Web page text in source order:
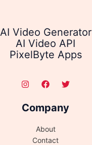
AI Video Generator
AI Video API
PixelByte Apps
Company
About
Contact